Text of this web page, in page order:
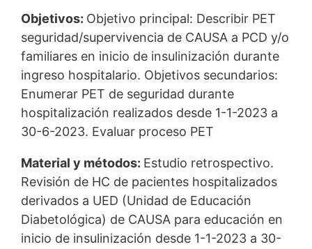
Objetivos: Objetivo principal: Describir PET
seguridad/supervivencia de CAUSA a PCD y/o
familiares en inicio de insulinización durante
ingreso hospitalario. Objetivos secundarios:
Enumerar PET de seguridad durante
hospitalización realizados desde 1-1-2023 a
30-6-2023. Evaluar proceso PET
Material y métodos: Estudio retrospectivo.
Revisión de HC de pacientes hospitalizados
derivados a UED (Unidad de Educación
Diabetológica) de CAUSA para educación en
inicio de insulinización desde 1-1-2023 a 30-